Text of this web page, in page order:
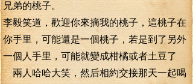
兄弟的桃子。
李毅笑道，歡迎你來摘我的桃子，這桃子在
你手里，可能還是一個桃子，若是到了另外
一個人手里，可能就變成柑橘或者土豆了
兩人哈哈大笑，然后相約交接那天一起喝